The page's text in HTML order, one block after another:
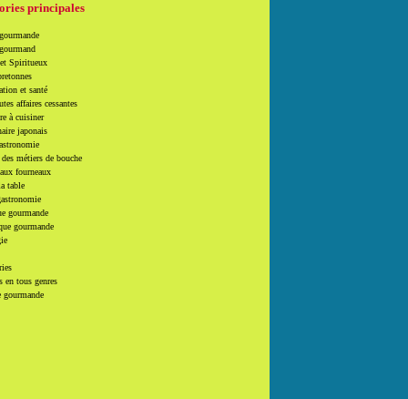
principales
Spiritueux
et santé
affaires cessantes
à cuisiner
japonais
métiers de bouche
fourneaux
table
gourmande
gourmande
en tous genres
gourmande